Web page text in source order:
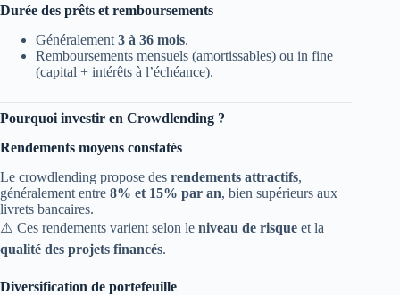
Durée des prêts et remboursements
Généralement 3 à 36 mois.
Remboursements mensuels (amortissables) ou in fine
(capital + intérêts à l’échéance).
Pourquoi investir en Crowdlending ?
Rendements moyens constatés
Le crowdlending propose des rendements attractifs,
généralement entre 8% et 15% par an, bien supérieurs aux
livrets bancaires.
⚠️ Ces rendements varient selon le niveau de risque et la
qualité des projets financés.
Diversification de portefeuille